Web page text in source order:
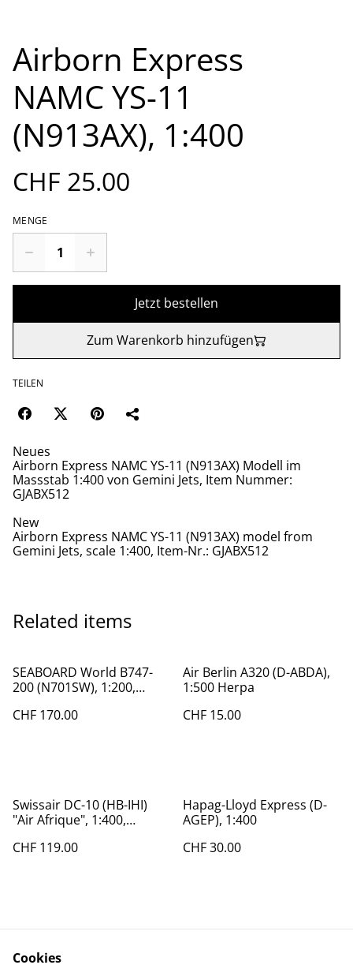
Airborn Express
NAMC YS-11
(N913AX), 1:400
CHF 25.00
MENGE
Jetzt bestellen
Zum Warenkorb hinzufügen
TEILEN
Neues
Airborn Express NAMC YS-11 (N913AX) Modell im
Massstab 1:400 von Gemini Jets, Item Nummer:
GJABX512
New
Airborn Express NAMC YS-11 (N913AX) model from
Gemini Jets, scale 1:400, Item-Nr.: GJABX512
Related items
SEABOARD World B747-
200 (N701SW), 1:200,
CHF 170.00
Air Berlin A320 (D-ABDA),
1:500 Herpa
CHF 15.00
Swissair DC-10 (HB-IHI)
"Air Afrique", 1:400,
CHF 119.00
Hapag-Lloyd Express (D-
AGEP), 1:400
CHF 30.00
Cookies